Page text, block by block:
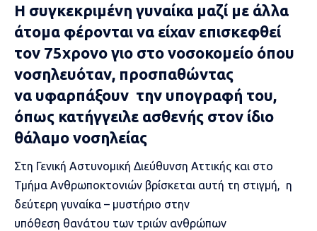
Η συγκεκριμένη γυναίκα μαζί με άλλα
άτομα φέρονται να είχαν επισκεφθεί
τον 75χρονο γιο στο νοσοκομείο όπου
νοσηλευόταν, προσπαθώντας
να υφαρπάξουν την υπογραφή του,
όπως κατήγγειλε ασθενής στον ίδιο
θάλαμο νοσηλείας
Στη Γενική Αστυνομική Διεύθυνση Αττικής και στο
Τμήμα Ανθρωποκτονιών βρίσκεται αυτή τη στιγμή, η
δεύτερη γυναίκα – μυστήριο στην
υπόθεση θανάτου των τριών ανθρώπων